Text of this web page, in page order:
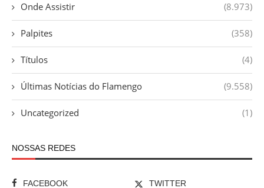
Onde Assistir (8.973)
Palpites (358)
Títulos (4)
Últimas Notícias do Flamengo (9.558)
Uncategorized (1)
NOSSAS REDES
FACEBOOK
TWITTER